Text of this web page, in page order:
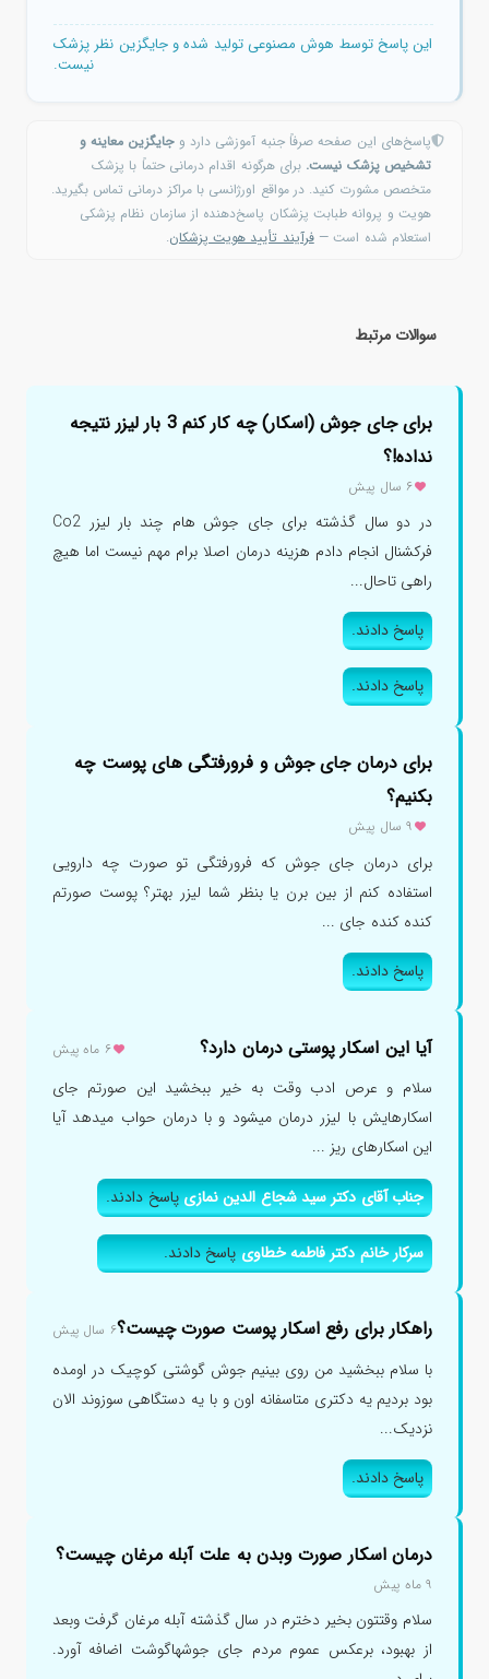
این پاسخ توسط هوش مصنوعی تولید شده و جایگزین نظر پزشک
نیست.
پاسخ‌های این صفحه صرفاً جنبه آموزشی دارد وجایگزین معاینه و
تشخیص پزشک نیست. برای هرگونه اقدام درمانی حتماً با پزشک
متخصص مشورت کنید. در مواقع اورژانسی با مراکز درمانی تماس بگیرید.
هویت و پروانه طبابت پزشکان پاسخ‌دهنده از سازمان نظام پزشکی
استعلام شده است —فرآیند تأیید هویت پزشکان.
سوالات مرتبط
برای جای جوش (اسکار) چه کار کنم 3 بار لیزر نتیجه
نداده!؟
۶ سال پیش
در دو سال گذشته برای جای جوش هام چند بار لیزر Co2
فرکشنال انجام دادم هزینه درمان اصلا برام مهم نیست اما هیچ
راهی تاحال...
پاسخ دادند.
پاسخ دادند.
برای درمان جای جوش و فرورفتگی های پوست چه
بکنیم؟
۹ سال پیش
برای درمان جای جوش که فرورفتگی تو صورت چه دارویی
استفاده کنم از بین برن یا بنظر شما لیزر بهتر؟ پوست صورتم
کنده کنده جای ...
پاسخ دادند.
آیا این اسکار پوستی درمان دارد؟ ۶ ماه پیش
سلام و عرص ادب وقت به خیر ببخشید این صورتم جای
اسکارهایش با لیزر درمان میشود و با درمان حواب میدهد آیا
این اسکارهای ریز ...
جناب آقای دکتر سید شجاع الدین نمازیپاسخ دادند.
سرکار خانم دکتر فاطمه خطاویپاسخ دادند.
راهکار برای رفع اسکار پوست صورت چیست؟۶ سال پیش
با سلام ببخشید من روی بینیم جوش گوشتی کوچیک در اومده
بود بردیم یه دکتری متاسفانه اون و با یه دستگاهی سوزوند الان
نزدیک...
پاسخ دادند.
درمان اسکار صورت وبدن به علت آبله مرغان چیست؟
۹ ماه پیش
سلام وقتتون بخیر دخترم در سال گذشته آبله مرغان گرفت وبعد
از بهبود، برعکس عموم مردم جای جوشهاگوشت اضافه آورد.